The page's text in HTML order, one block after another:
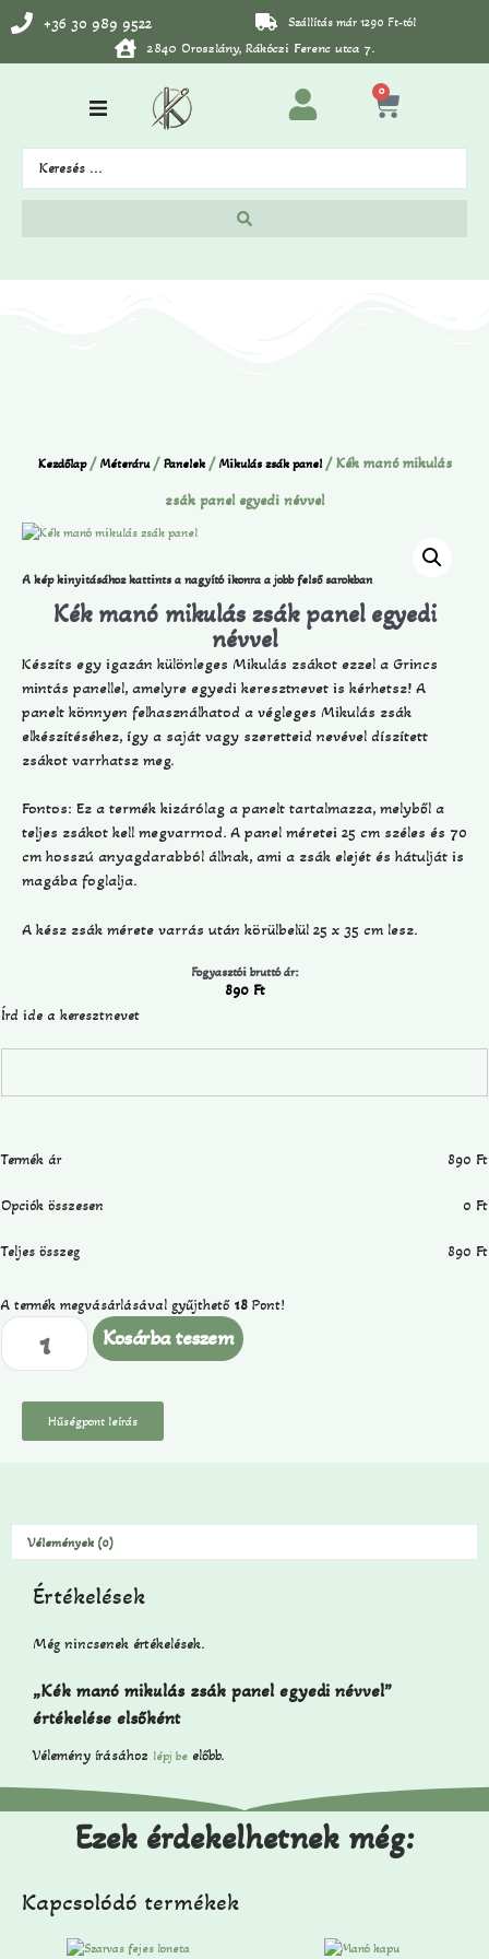
+36 30 989 9522 Szállítás már 1290 Ft-tól
2840 Oroszlány, Rákóczi Ferenc utca 7.
0
Kezdőlap/ Méteráru/ Panelek/ Mikulás zsák panel/ Kék manó mikulás
zsák panel egyedi névvel
A kép kinyitásához kattints a nagyító ikonra a jobb felső sarokban
Kék manó mikulás zsák panel egyedi
névvel
Készíts egy igazán különleges Mikulás zsákot ezzel a Grincs
mintás panellel, amelyre egyedi keresztnevet is kérhetsz! A
panelt könnyen felhasználhatod a végleges Mikulás zsák
elkészítéséhez, így a saját vagy szeretteid nevével díszített
zsákot varrhatsz meg.
Fontos: Ez a termék kizárólag a panelt tartalmazza, melyből a
teljes zsákot kell megvarrnod. A panel méretei 25 cm széles és 70
cm hosszú anyagdarabból állnak, ami a zsák elejét és hátulját is
magába foglalja.
A kész zsák mérete varrás után körülbelül 25 x 35 cm lesz.
Fogyasztói bruttó ár:
890 Ft
Írd ide a keresztnevet
Termék ár 890 Ft
Opciók összesen 0 Ft
Teljes összeg 890 Ft
A termék megvásárlásával gyűjthető 18 Pont!
Kosárba teszem
Hűségpont leírás
Vélemények (0)
Értékelések
Még nincsenek értékelések.
„Kék manó mikulás zsák panel egyedi névvel”
értékelése elsőként
Vélemény írásához lépj be előbb.
Ezek érdekelhetnek még:
Kapcsolódó termékek